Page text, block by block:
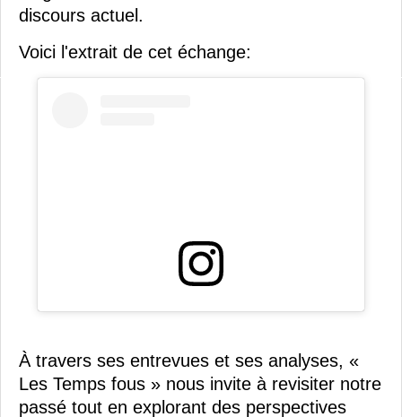
discours actuel.
Voici l'extrait de cet échange:
À travers ses entrevues et ses analyses, «
Les Temps fous » nous invite à revisiter notre
passé tout en explorant des perspectives